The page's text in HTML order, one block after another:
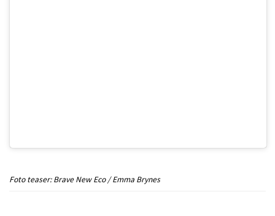
Foto teaser: Brave New Eco / Emma Brynes